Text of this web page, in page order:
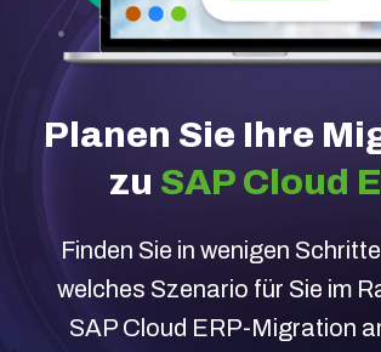
Planen Sie Ihre
zu SAP Cloud
Finden Sie in wenigen
welches Szenario für Sie im
SAP Cloud ERP-Migration